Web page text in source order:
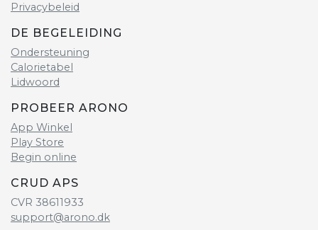
Privacybeleid
DE BEGELEIDING
Ondersteuning
Calorietabel
Lidwoord
PROBEER ARONO
App Winkel
Play Store
Begin online
CRUD APS
CVR 38611933
support@arono.dk